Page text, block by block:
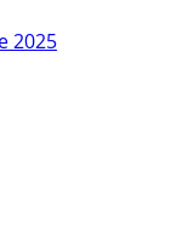
2025